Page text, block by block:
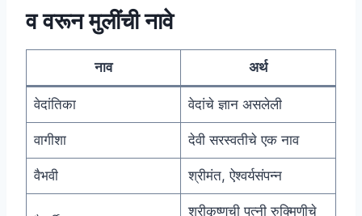
व वरून मुलींची नावे
नाव अर्थ
वेदांतिका वेदांचे ज्ञान असलेली
वागीशा देवी सरस्वतीचे एक नाव
वैभवी श्रीमंत, ऐश्वर्यसंपन्न
श्रीकृष्णची पत्नी रुक्मिणीचे